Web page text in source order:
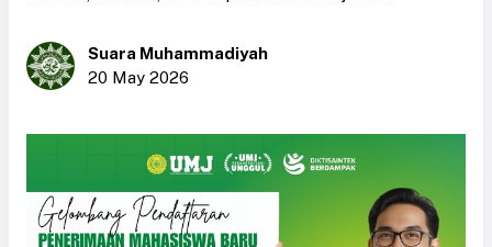
Suara Muhammadiyah
20 May 2026